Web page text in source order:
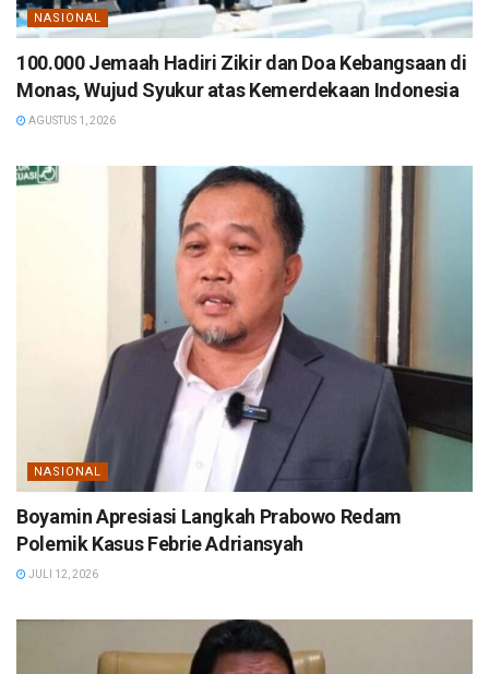
NASIONAL
100.000 Jemaah Hadiri Zikir dan Doa Kebangsaan di
Monas, Wujud Syukur atas Kemerdekaan Indonesia
AGUSTUS 1, 2026
NASIONAL
Boyamin Apresiasi Langkah Prabowo Redam
Polemik Kasus Febrie Adriansyah
JULI 12, 2026